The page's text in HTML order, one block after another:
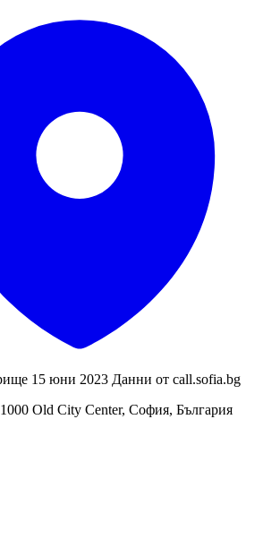
15 юни 2023 Данни от call.sofia.bg
Old City Center, София, България